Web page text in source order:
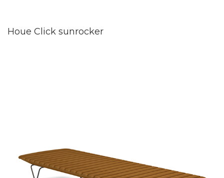
Houe Click sunrocker